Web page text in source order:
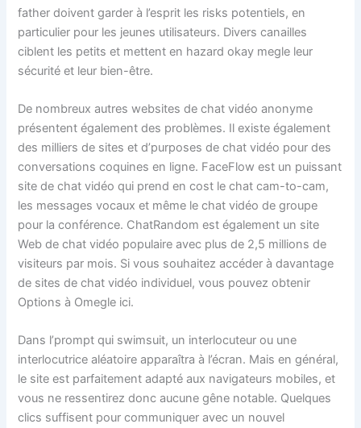
father doivent garder à l’esprit les risks potentiels, en
particulier pour les jeunes utilisateurs. Divers canailles
ciblent les petits et mettent en hazard okay megle leur
sécurité et leur bien-être.
De nombreux autres websites de chat vidéo anonyme
présentent également des problèmes. Il existe également
des milliers de sites et d’purposes de chat vidéo pour des
conversations coquines en ligne. FaceFlow est un puissant
site de chat vidéo qui prend en cost le chat cam-to-cam,
les messages vocaux et même le chat vidéo de groupe
pour la conférence. ChatRandom est également un site
Web de chat vidéo populaire avec plus de 2,5 millions de
visiteurs par mois. Si vous souhaitez accéder à davantage
de sites de chat vidéo individuel, vous pouvez obtenir
Options à Omegle ici.
Dans l’prompt qui swimsuit, un interlocuteur ou une
interlocutrice aléatoire apparaîtra à l’écran. Mais en général,
le site est parfaitement adapté aux navigateurs mobiles, et
vous ne ressentirez donc aucune gêne notable. Quelques
clics suffisent pour communiquer avec un nouvel